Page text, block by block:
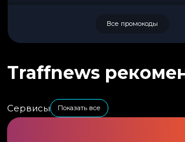
Все промокоды
Traffnews
Сервисы Показать все